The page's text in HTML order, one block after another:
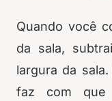
Quando você
da sala,
largura da
faz com que